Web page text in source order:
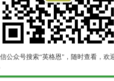
公众号搜索“英格恩"，随时查看，欢